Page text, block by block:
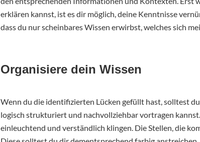
erklären kannst, ist es dir möglich, deine Kenntnisse
dass du nur scheinbares Wissen erwirbst, welches sich
Organisiere dein Wissen
Wenn du die identifizierten Lücken gefüllt hast, solltest
logisch strukturiert und nachvollziehbar vortragen
einleuchtend und verständlich klingen. Die Stellen, die